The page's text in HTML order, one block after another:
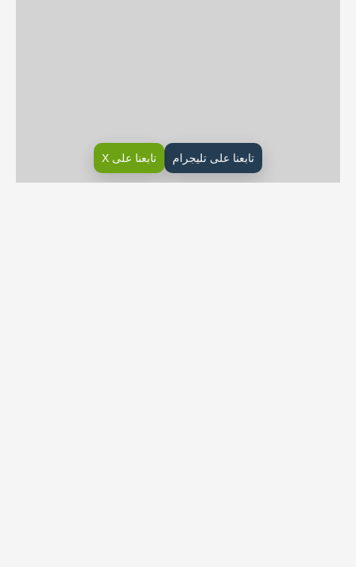
تابعنا على تليجرام تابعنا على X